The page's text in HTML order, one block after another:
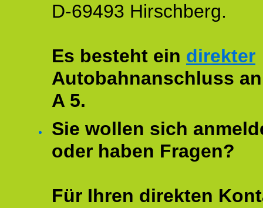
D-69493 Hirschberg.
Es besteht ein direkter
Autobahnanschluss
A 5.
Sie wollen sich
oder haben Fragen?
Für Ihren direkten